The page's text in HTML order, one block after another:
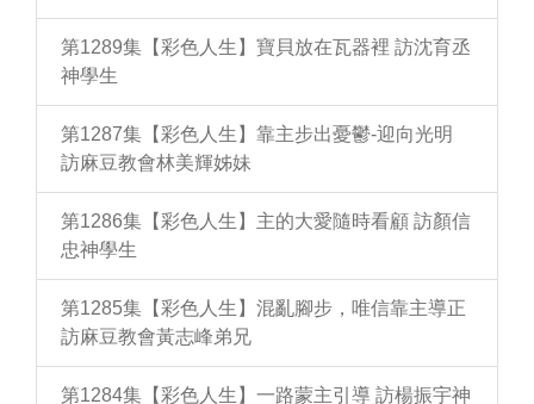
第1289集【彩色人生】寶貝放在瓦器裡 訪沈育丞
神學生
第1287集【彩色人生】靠主步出憂鬱-迎向光明
訪麻豆教會林美輝姊妹
第1286集【彩色人生】主的大愛隨時看顧 訪顏信
忠神學生
第1285集【彩色人生】混亂腳步，唯信靠主導正
訪麻豆教會黃志峰弟兄
第1284集【彩色人生】一路蒙主引導 訪楊振宇神